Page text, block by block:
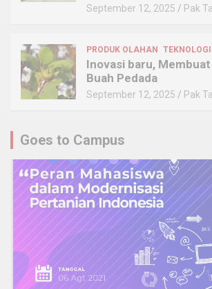
September 12, 2025 Pak
PRODUK OLAHAN
Inovasi baru,
Buah Pedada
September 12, 2025 Pak
Goes to Campus